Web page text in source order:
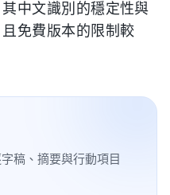
中文識別的穩定性與
免費版本的限制較
稿、摘要與行動項目